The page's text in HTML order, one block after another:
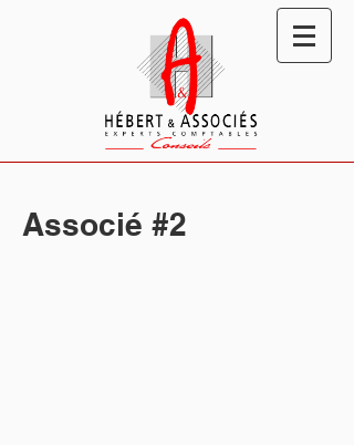
Associé #2